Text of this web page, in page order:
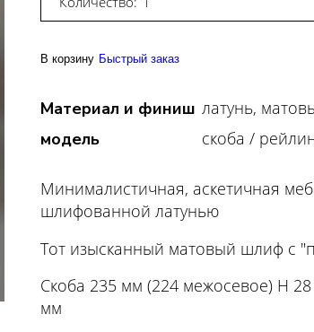
В корзину Быстрый заказ
Материал и финиш латунь,
модель
скоба /
Минималистичная, аскетичная
шлифованной латунью
Тот изысканный матовый шлиф с
Скоба 235 мм (224 межосевое) Н
мм